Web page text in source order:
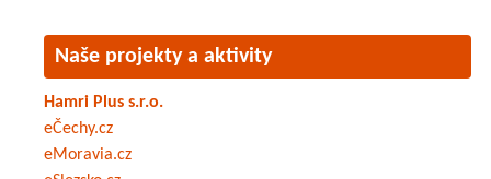
Naše projekty a aktivity
Hamri Plus s.r.o.
eČechy.cz
eMoravia.cz